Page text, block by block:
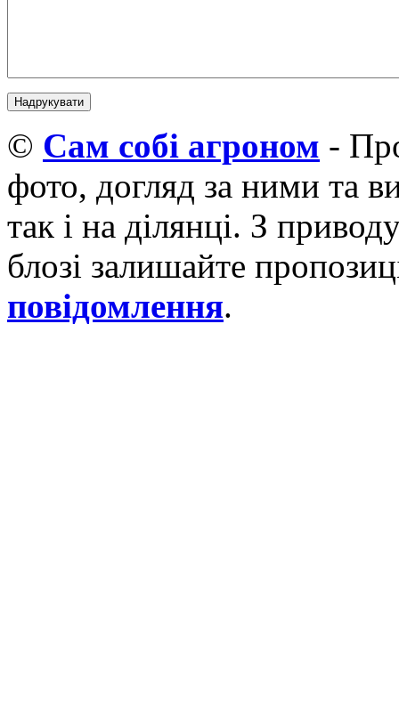
© Cам собі агроном -
фото, догляд за ними та
так і на ділянці. З
блозі залишайте
повідомлення.